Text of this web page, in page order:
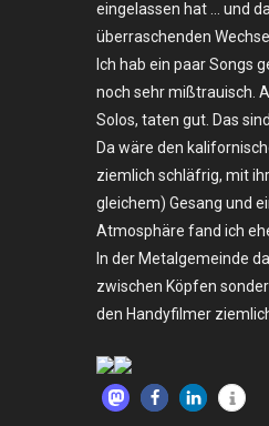
eingelassen hat … und
überraschenden
Ich hab ein paar Songs
noch sehr mißtrauisch.
Solos, taten gut. Das
Da wäre den
ziemlich schläfrig, mit
gleichem) Gesang und
Atmosphäre fand ich
In der Metalgemeinde
zwischen Köpfen
den Handyfilmer